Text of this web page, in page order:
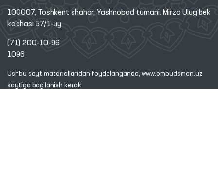
100007, Toshkent shahar, Yashnobod tumani. Mirzo Ulug‘bek
ko‘chasi 57/1-uy
(71) 200-10-96
1096
Ushbu sayt materiallaridan foydalanganda, www.ombudsman.uz
saytiga bog'lanish kerak